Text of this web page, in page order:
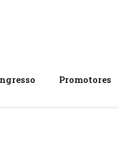
Promotores